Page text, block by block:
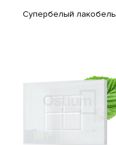
Супербелый лакобель